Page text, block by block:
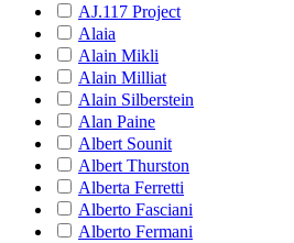
AJ.117 Project
Alaia
Alain Mikli
Alain Milliat
Alain Silberstein
Alan Paine
Albert Sounit
Albert Thurston
Alberta Ferretti
Alberto Fasciani
Alberto Fermani